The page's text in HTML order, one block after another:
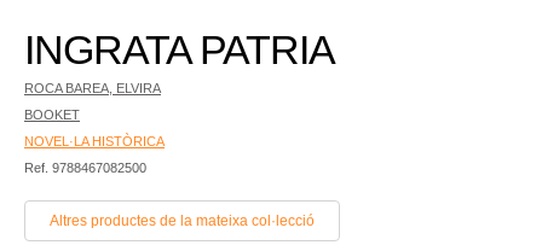
INGRATA PATRIA
ROCA BAREA, ELVIRA
BOOKET
NOVEL·LA HISTÒRICA
Ref. 9788467082500
Altres productes de la mateixa col·lecció